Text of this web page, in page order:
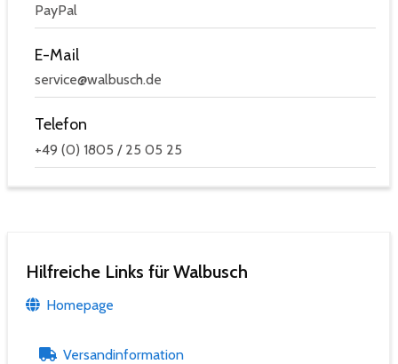
PayPal
E-Mail
service@walbusch.de
Telefon
+49 (0) 1805 / 25 05 25
Hilfreiche Links für Walbusch
Homepage
Versandinformation